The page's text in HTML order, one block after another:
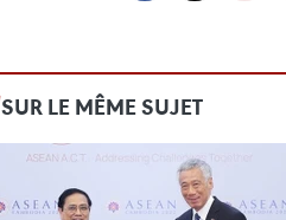
SUR LE MÊME SUJET